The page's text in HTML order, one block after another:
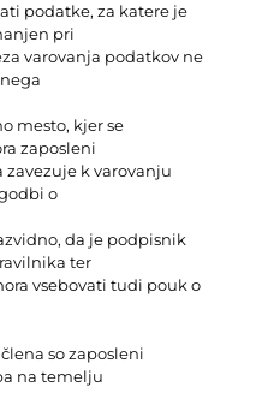
podatke, za katere je
pri
varovanja podatkov ne
mesto, kjer se
zaposleni
zavezuje k varovanju
o
da je podpisnik
ter
vsebovati tudi pouk o
so zaposleni
na temelju